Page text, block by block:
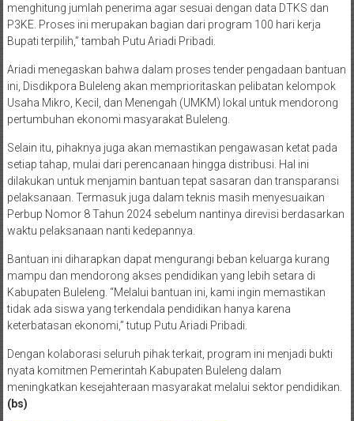
menghitung jumlah penerima agar sesuai dengan data DTKS dan
P3KE. Proses ini merupakan bagian dari program 100 hari kerja
Bupati terpilih,” tambah Putu Ariadi Pribadi.
Ariadi menegaskan bahwa dalam proses tender pengadaan bantuan
ini, Disdikpora Buleleng akan memprioritaskan pelibatan kelompok
Usaha Mikro, Kecil, dan Menengah (UMKM) lokal untuk mendorong
pertumbuhan ekonomi masyarakat Buleleng.
Selain itu, pihaknya juga akan memastikan pengawasan ketat pada
setiap tahap, mulai dari perencanaan hingga distribusi. Hal ini
dilakukan untuk menjamin bantuan tepat sasaran dan transparansi
pelaksanaan. Termasuk juga dalam teknis masih menyesuaikan
Perbup Nomor 8 Tahun 2024 sebelum nantinya direvisi berdasarkan
waktu pelaksanaan nanti kedepannya.
Bantuan ini diharapkan dapat mengurangi beban keluarga kurang
mampu dan mendorong akses pendidikan yang lebih setara di
Kabupaten Buleleng. “Melalui bantuan ini, kami ingin memastikan
tidak ada siswa yang terkendala pendidikan hanya karena
keterbatasan ekonomi,” tutup Putu Ariadi Pribadi.
Dengan kolaborasi seluruh pihak terkait, program ini menjadi bukti
nyata komitmen Pemerintah Kabupaten Buleleng dalam
meningkatkan kesejahteraan masyarakat melalui sektor pendidikan.
(bs)